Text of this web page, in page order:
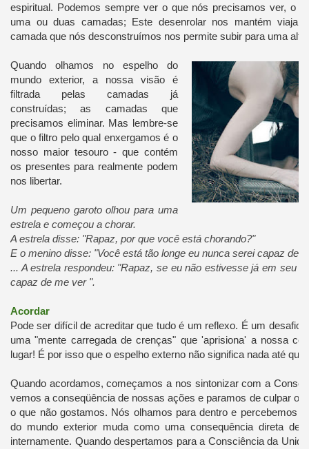
espiritual. Podemos sempre ver o que nós precisamos ver, o
uma ou duas camadas; Este desenrolar nos mantém
camada que nós desconstruímos nos permite subir para uma
Quando olhamos no espelho do
mundo exterior, a nossa visão é
filtrada pelas camadas já
construídas; as camadas que
precisamos eliminar. Mas lembre-se
que o filtro pelo qual enxergamos é o
nosso maior tesouro - que contém
os presentes para realmente podem
nos libertar.
Um pequeno garoto olhou para uma
estrela e começou a chorar.
A estrela disse: "Rapaz, por que você está chorando?"
E o menino disse: "Você está tão longe eu nunca serei capaz de
... A estrela respondeu: "Rapaz, se eu não estivesse já em seu
capaz de me ver ".
Acordar
Pode ser difícil de acreditar que tudo é um reflexo. É um desafio
uma "mente carregada de crenças" que 'aprisiona' a nossa
lugar! É por isso que o espelho externo não significa nada até
Quando acordamos, começamos a nos sintonizar com a
vemos a conseqüência de nossas ações e paramos de culpar o
o que não gostamos. Nós olhamos para dentro e percebemos
do mundo exterior muda como uma consequência direta de
internamente. Quando despertamos para a Consciência da